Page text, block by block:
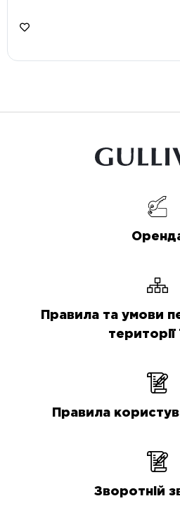
Правила та умови
Правила
Зворотній